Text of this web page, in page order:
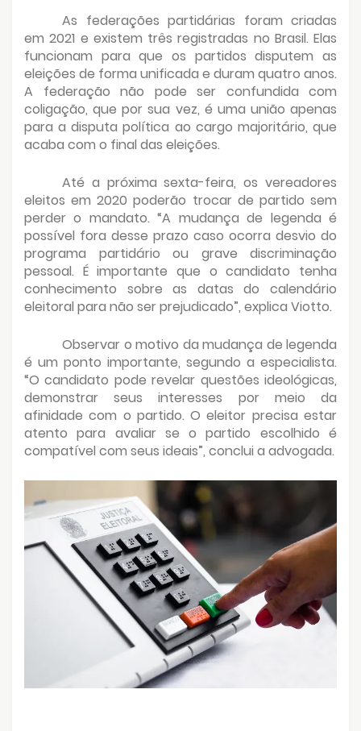
As federações partidárias foram criadas
em 2021 e existem três registradas no Brasil. Elas
funcionam para que os partidos disputem as
eleições de forma unificada e duram quatro anos.
A federação não pode ser confundida com
coligação, que por sua vez, é uma união apenas
para a disputa política ao cargo majoritário, que
acaba com o final das eleições.
Até a próxima sexta-feira, os vereadores
eleitos em 2020 poderão trocar de partido sem
perder o mandato. “A mudança de legenda é
possível fora desse prazo caso ocorra desvio do
programa partidário ou grave discriminação
pessoal. É importante que o candidato tenha
conhecimento sobre as datas do calendário
eleitoral para não ser prejudicado”, explica Viotto.
Observar o motivo da mudança de legenda
é um ponto importante, segundo a especialista.
“O candidato pode revelar questões ideológicas,
demonstrar seus interesses por meio da
afinidade com o partido. O eleitor precisa estar
atento para avaliar se o partido escolhido é
compatível com seus ideais”, conclui a advogada.